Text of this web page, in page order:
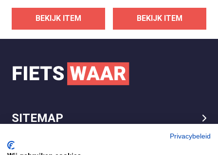
BEKIJK ITEM BEKIJK ITEM
SITEMAP
LEGAL
Privacybeleid